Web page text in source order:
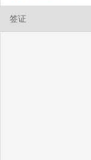
签证